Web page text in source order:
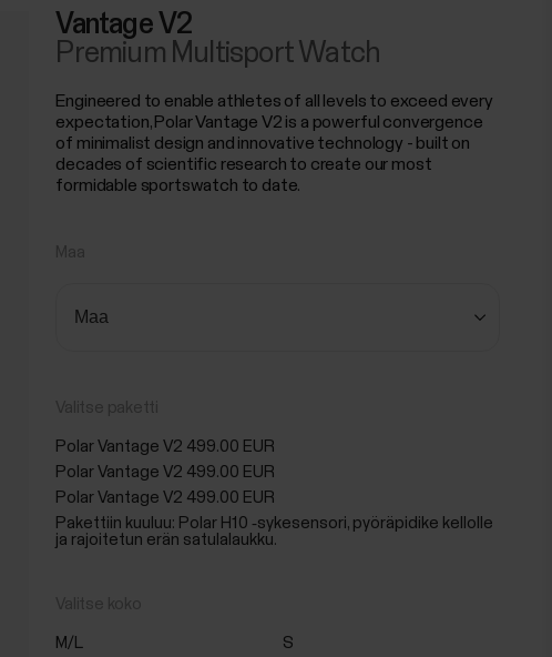
Vantage V2
Premium Multisport Watch
Engineered to enable athletes of all levels to exceed every
expectation, Polar Vantage V2 is a powerful convergence
of minimalist design and innovative technology - built on
decades of scientific research to create our most
formidable sportswatch to date.
Polar Vantage V2 499.00 EUR
Polar Vantage V2 499.00 EUR
Polar Vantage V2 499.00 EUR
Pakettiin kuuluu: Polar H10 ‑sykesensori, pyöräpidike kellolle
ja rajoitetun erän satulalaukku.
M/L
S